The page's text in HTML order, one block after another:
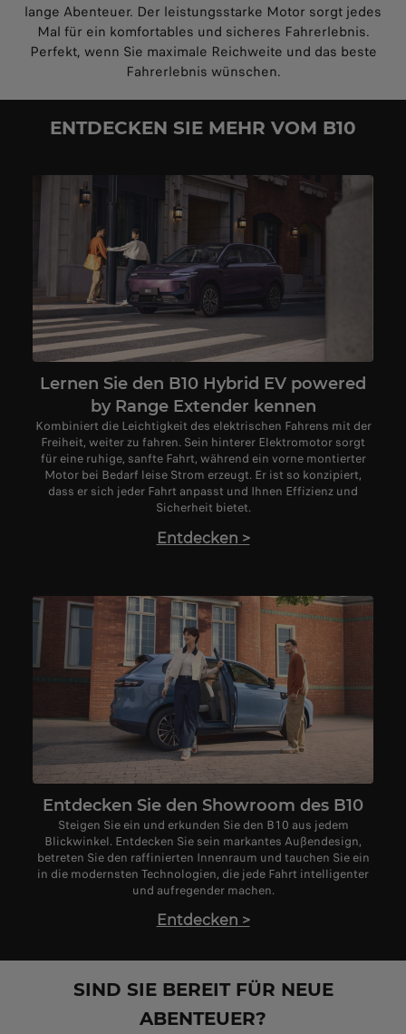
lange Abenteuer. Der leistungsstarke Motor sorgt jedes
Mal für ein komfortables und sicheres Fahrerlebnis.
Perfekt, wenn Sie maximale Reichweite und das beste
Fahrerlebnis wünschen.
ENTDECKEN SIE MEHR VOM B10
Lernen Sie den B10 Hybrid EV powered
by Range Extender kennen
Kombiniert die Leichtigkeit des elektrischen Fahrens mit der
Freiheit, weiter zu fahren. Sein hinterer Elektromotor sorgt
für eine ruhige, sanfte Fahrt, während ein vorne montierter
Motor bei Bedarf leise Strom erzeugt. Er ist so konzipiert,
dass er sich jeder Fahrt anpasst und Ihnen Effizienz und
Sicherheit bietet.
Entdecken >
Entdecken Sie den Showroom des B10
Steigen Sie ein und erkunden Sie den B10 aus jedem
Blickwinkel. Entdecken Sie sein markantes Außendesign,
betreten Sie den raffinierten Innenraum und tauchen Sie ein
in die modernsten Technologien, die jede Fahrt intelligenter
und aufregender machen.
Entdecken >
SIND SIE BEREIT FÜR NEUE
ABENTEUER?